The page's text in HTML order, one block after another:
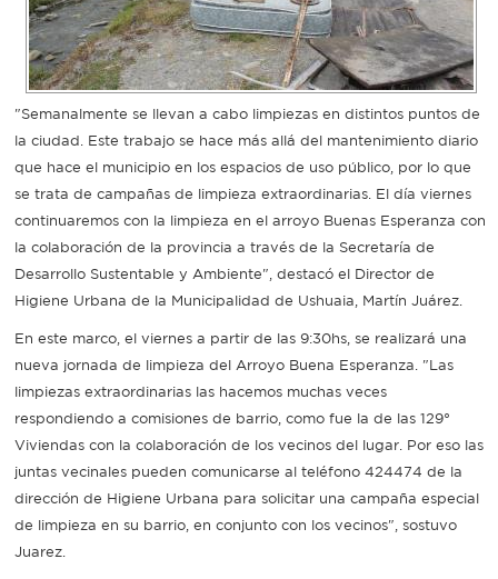
Recorrido
colectivos
Recarga
"Semanalmente se llevan a cabo limpiezas en distintos puntos de
la ciudad. Este trabajo se hace más allá del mantenimiento diario
que hace el municipio en los espacios de uso público, por lo que
se trata de campañas de limpieza extraordinarias. El día viernes
continuaremos con la limpieza en el arroyo Buenas Esperanza con
la colaboración de la provincia a través de la Secretaría de
Desarrollo Sustentable y Ambiente", destacó el Director de
Higiene Urbana de la Municipalidad de Ushuaia, Martín Juárez.
En este marco, el viernes a partir de las 9:30hs, se realizará una
nueva jornada de limpieza del Arroyo Buena Esperanza. "Las
limpiezas extraordinarias las hacemos muchas veces
respondiendo a comisiones de barrio, como fue la de las 129°
Viviendas con la colaboración de los vecinos del lugar. Por eso las
juntas vecinales pueden comunicarse al teléfono 424474 de la
dirección de Higiene Urbana para solicitar una campaña especial
de limpieza en su barrio, en conjunto con los vecinos", sostuvo
Juarez.